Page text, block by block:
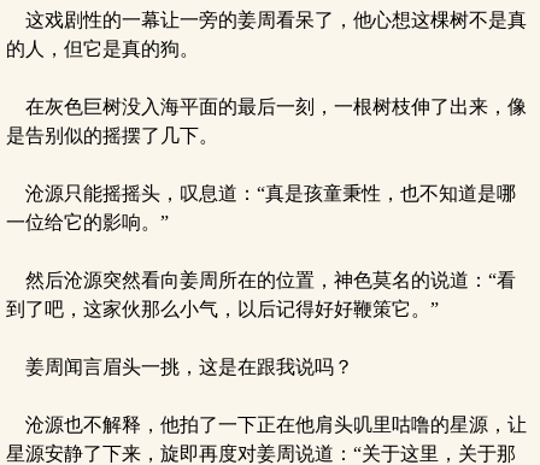
这戏剧性的一幕让一旁的姜周看呆了，他心想这棵树不是真
的人，但它是真的狗。
在灰色巨树没入海平面的最后一刻，一根树枝伸了出来，像
是告别似的摇摆了几下。
沧源只能摇摇头，叹息道：“真是孩童秉性，也不知道是哪
一位给它的影响。”
然后沧源突然看向姜周所在的位置，神色莫名的说道：“看
到了吧，这家伙那么小气，以后记得好好鞭策它。”
姜周闻言眉头一挑，这是在跟我说吗？
沧源也不解释，他拍了一下正在他肩头叽里咕噜的星源，让
星源安静了下来，旋即再度对姜周说道：“关于这里，关于那